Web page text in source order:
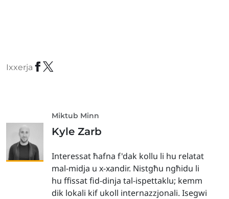
Ixxerja
Miktub Minn
Kyle Zarb
Interessat ħafna f'dak kollu li hu relatat
mal-midja u x-xandir. Nistgħu ngħidu li
hu ffissat fid-dinja tal-ispettaklu; kemm
dik lokali kif ukoll internazzjonali. Isegwi